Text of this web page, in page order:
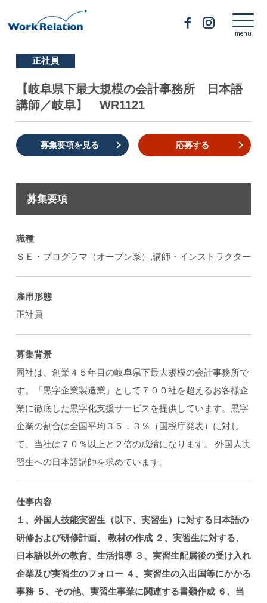
正社員
【岐阜県下最大規模の会計事務所 日本語
講師／岐阜】 WR1121
募集要項を見る 応募する
募集要項
職種
ＳＥ・プログラマ（オープン系）,講師・インストラクター
雇用形態
正社員
募集背景
同社は、創業４５年目の岐阜県下最大規模の会計事務所で
す。「黒字企業製造業」として７００社を超えるお客様企
業に徹底した黒字化支援サービスを提供しています。黒字
企業の割合は全国平均３５．３％（国税庁発表）に対し
て、当社は７０％以上と２倍の成績になります。 外国人実
習生への日本語講師を求めています。
仕事内容
１、外国人技能実習生（以下、実習生）に対する日本語の
研修および研修計画、
教材の作成 ２、実習生に対する、
日本語以外の教育、生活指導 ３、実習生配属後の受け入れ
企業及び実習生のフォロー ４、実習生の入出国等にかかる
事務 ５、その他、実習生事業に関連する書類作成 ６、当